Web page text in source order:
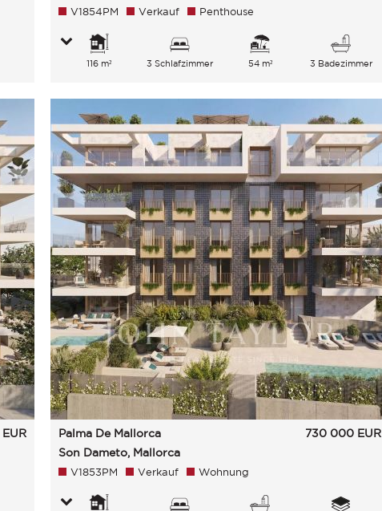
V1854PM Verkauf Penthouse
116 m² 3 Schlafzimmer 54 m² 3 Badezimmer
EUR
Palma De Mallorca
Son Dameto, Mallorca
730 000 EUR
V1853PM Verkauf Wohnung